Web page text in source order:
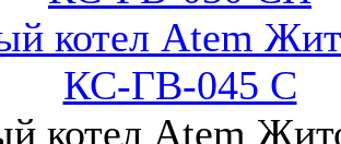
котел Atem
КС-ГВ-045 С
котел Atem